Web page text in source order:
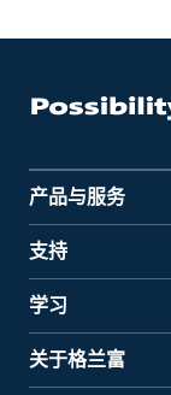
产品与服务
支持
学习
关于格兰富